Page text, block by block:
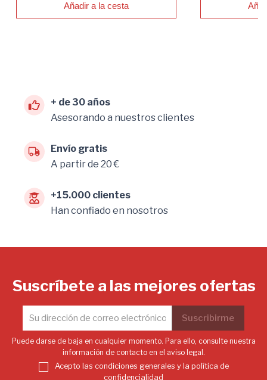
Añadir a la cesta
+ de 30 años
Asesorando a nuestros clientes
Envío gratis
A partir de 20 €
+15.000 clientes
Han confiado en nosotros
Suscríbete a las mejores ofertas
Puede darse de baja en cualquier momento. Para ello, consulte nuestra
información de contacto en el aviso legal.
Acepto las condiciones generales y la política de
confidencialidad